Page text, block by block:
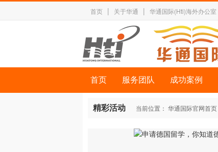
首页 | 关于华通 | 华通国际(Hti)海外办公室
首页 服务团队 成功案例
精彩活动 当前位置： 华通国际官网首页